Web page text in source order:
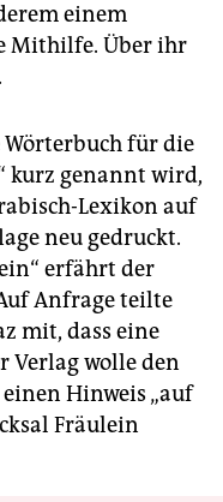
einem
Mithilfe. Über ihr
Wörterbuch für die
kurz genannt wird,
Lexikon auf
neu gedruckt.
erfährt der
Anfrage teilte
mit, dass eine
Verlag wolle den
Hinweis „auf
Fräulein